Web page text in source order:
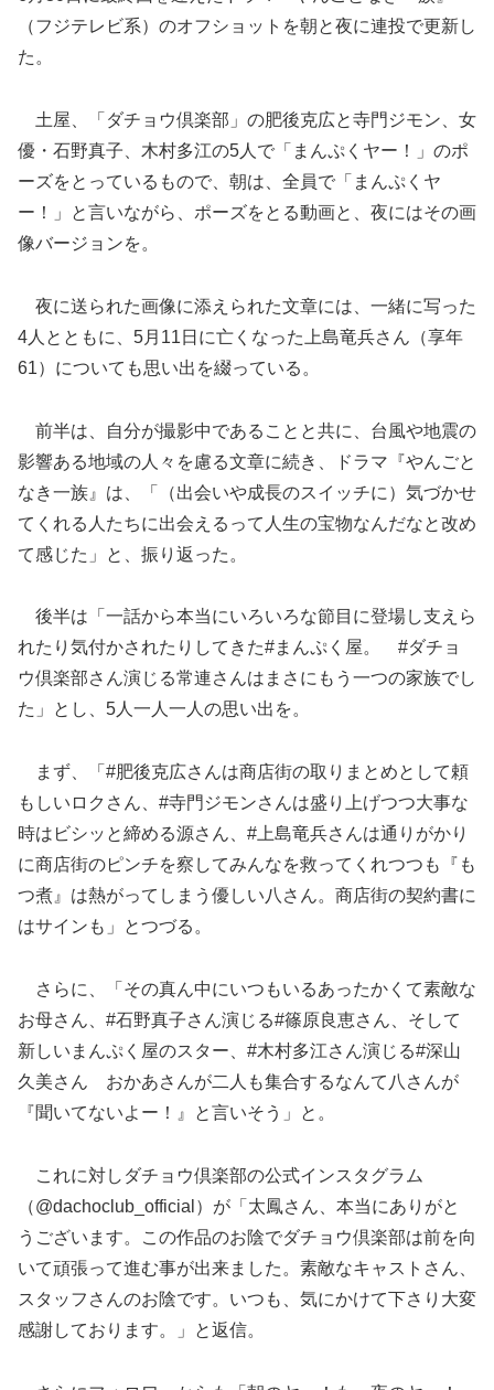
（フジテレビ系）のオフショットを朝と夜に連投で更新し
た。
土屋、「ダチョウ倶楽部」の肥後克広と寺門ジモン、女
優・石野真子、木村多江の5人で「まんぷくヤー！」のポ
ーズをとっているもので、朝は、全員で「まんぷくヤ
ー！」と言いながら、ポーズをとる動画と、夜にはその画
像バージョンを。
夜に送られた画像に添えられた文章には、一緒に写った
4人とともに、5月11日に亡くなった上島竜兵さん（享年
61）についても思い出を綴っている。
前半は、自分が撮影中であることと共に、台風や地震の
影響ある地域の人々を慮る文章に続き、ドラマ『やんごと
なき一族』は、「（出会いや成長のスイッチに）気づかせ
てくれる人たちに出会えるって人生の宝物なんだなと改め
て感じた」と、振り返った。
後半は「一話から本当にいろいろな節目に登場し支えら
れたり気付かされたりしてきた#まんぷく屋。 #ダチョ
ウ倶楽部さん演じる常連さんはまさにもう一つの家族でし
た」とし、5人一人一人の思い出を。
まず、「#肥後克広さんは商店街の取りまとめとして頼
もしいロクさん、#寺門ジモンさんは盛り上げつつ大事な
時はビシッと締める源さん、#上島竜兵さんは通りがかり
に商店街のピンチを察してみんなを救ってくれつつも『も
つ煮』は熱がってしまう優しい八さん。商店街の契約書に
はサインも」とつづる。
さらに、「その真ん中にいつもいるあったかくて素敵な
お母さん、#石野真子さん演じる#篠原良恵さん、そして
新しいまんぷく屋のスター、#木村多江さん演じる#深山
久美さん おかあさんが二人も集合するなんて八さんが
『聞いてないよー！』と言いそう」と。
これに対しダチョウ倶楽部の公式インスタグラム
（@dachoclub_official）が「太鳳さん、本当にありがと
うございます。この作品のお陰でダチョウ倶楽部は前を向
いて頑張って進む事が出来ました。素敵なキャストさん、
スタッフさんのお陰です。いつも、気にかけて下さり大変
感謝しております。」と返信。